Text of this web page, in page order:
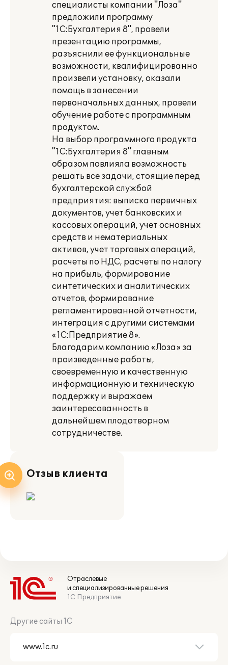
специалисты компании "Лоза"
предложили программу
"1С:Бухгалтерия 8", провели
презентацию программы,
разъяснили ее функциональные
возможности, квалифицированно
произвели установку, оказали
помощь в занесении
первоначальных данных, провели
обучение работе с программным
продуктом.
На выбор программного продукта
"1С:Бухгалтерия 8" главным
образом повлияла возможность
решать все задачи, стоящие перед
бухгалтерской службой
предприятия: выписка первичных
документов, учет банковских и
кассовых операций, учет основных
средств и нематериальных
активов, учет торговых операций,
расчеты по НДС, расчеты по налогу
на прибыль, формирование
синтетических и аналитических
отчетов, формирование
регламентированной отчетности,
интеграция с другими системами
«1С:Предприятие 8».
Благодарим компанию «Лоза» за
произведенные работы,
своевременную и качественную
информационную и техническую
поддержку и выражаем
заинтересованность в
дальнейшем плодотворном
сотрудничестве.
Отзыв клиента
Отраслевые
и специализированные решения
1С:Предприятие
Другие сайты 1С